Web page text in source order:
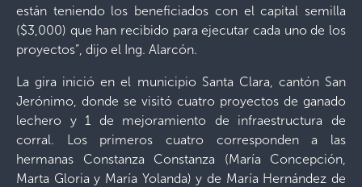
están teniendo los beneficiados con el capital semilla
($3,000) que han recibido para ejecutar cada uno de los
proyectos”, dijo el Ing. Alarcón.
La gira inició en el municipio Santa Clara, cantón San
Jerónimo, donde se visitó cuatro proyectos de ganado
lechero y 1 de mejoramiento de infraestructura de
corral. Los primeros cuatro corresponden a las
hermanas Constanza Constanza (María Concepción,
Marta Gloria y María Yolanda) y de María Hernández de